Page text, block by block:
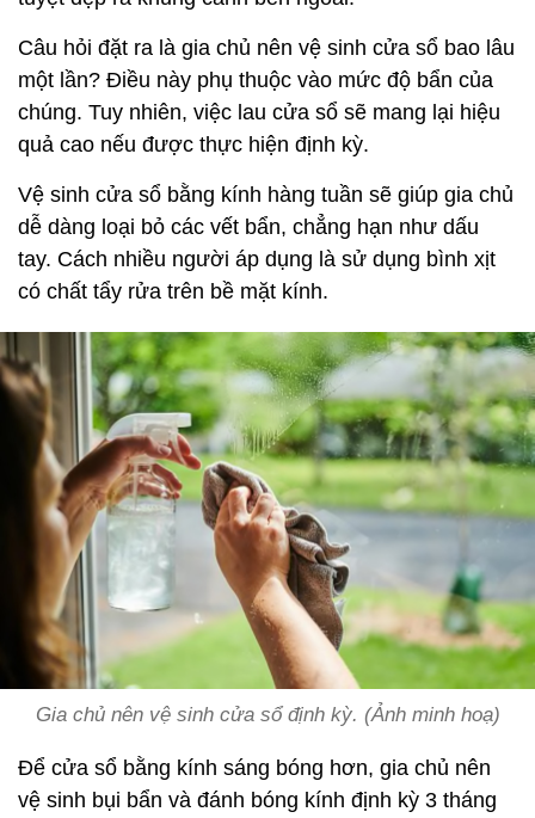
Câu hỏi đặt ra là gia chủ nên vệ sinh cửa sổ bao lâu
một lần? Điều này phụ thuộc vào mức độ bẩn của
chúng. Tuy nhiên, việc lau cửa sổ sẽ mang lại hiệu
quả cao nếu được thực hiện định kỳ.
Vệ sinh cửa sổ bằng kính hàng tuần sẽ giúp gia chủ
dễ dàng loại bỏ các vết bẩn, chẳng hạn như dấu
tay. Cách nhiều người áp dụng là sử dụng bình xịt
có chất tẩy rửa trên bề mặt kính.
Gia chủ nên vệ sinh cửa sổ định kỳ. (Ảnh minh hoạ)
Để cửa sổ bằng kính sáng bóng hơn, gia chủ nên
vệ sinh bụi bẩn và đánh bóng kính định kỳ 3 tháng